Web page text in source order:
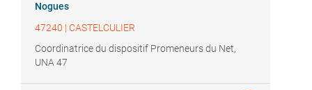
Nogues
47240 | CASTELCULIER
Coordinatrice du dispositif Promeneurs du Net,
UNA 47